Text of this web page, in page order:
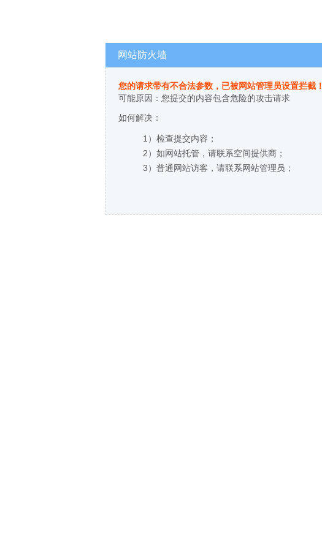
网站防火墙
您的请求带有不合法参数，已被网站管理员设置拦截！
可能原因：您提交的内容包含危险的攻击请求
如何解决：
1）检查提交内容；
2）如网站托管，请联系空间提供商；
3）普通网站访客，请联系网站管理员；